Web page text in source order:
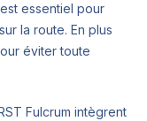
essentiel pour
la route. En plus
éviter toute
Fulcrum intègrent